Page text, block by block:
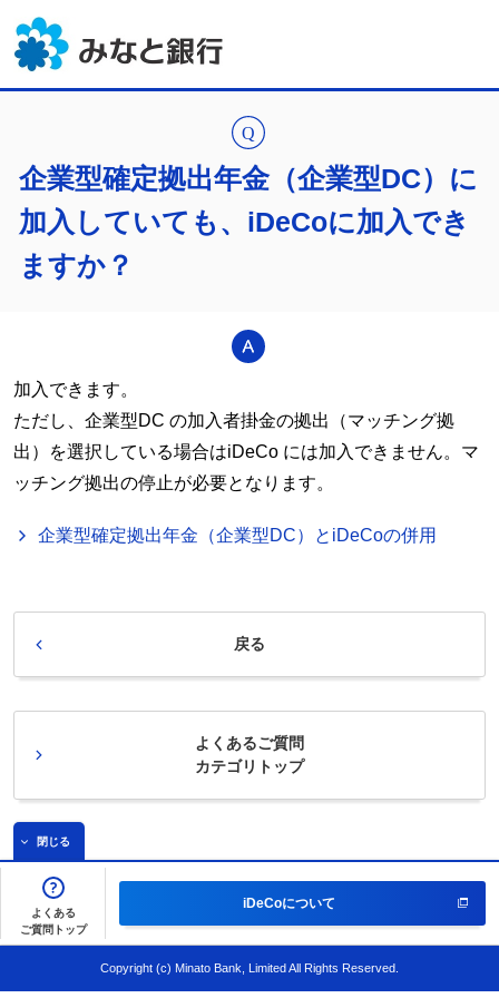
企業型確定拠出年金（企業型DC）に
加入していても、iDeCoに加入でき
ますか？
加入できます。
ただし、企業型DC の加入者掛金の拠出（マッチング拠
出）を選択している場合はiDeCo には加入できません。マ
ッチング拠出の停止が必要となります。
企業型確定拠出年金（企業型DC）とiDeCoの併用
戻る
よくあるご質問
カテゴリトップ
閉じる
よくある
ご質問トップ
iDeCoについて
Copyright (c) Minato Bank, Limited All Rights Reserved.